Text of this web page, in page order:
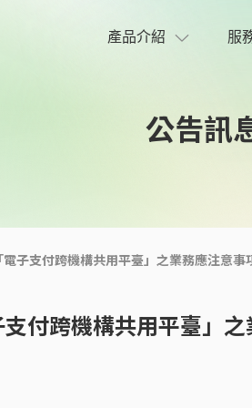
產品介紹 服
公告訊
子支付跨機構共用平臺」之業務應注意事
付跨機構共用平臺」